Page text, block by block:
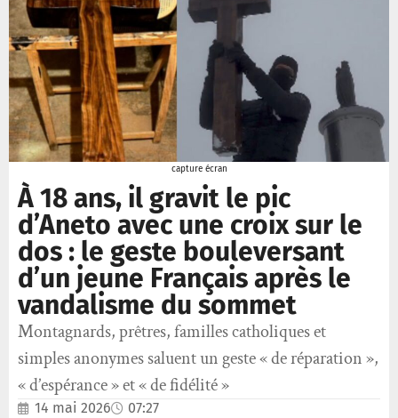
capture écran
À 18 ans, il gravit le pic
d’Aneto avec une croix sur le
dos : le geste bouleversant
d’un jeune Français après le
vandalisme du sommet
Montagnards, prêtres, familles catholiques et
simples anonymes saluent un geste « de réparation »,
« d’espérance » et « de fidélité »
14 mai 2026 07:27